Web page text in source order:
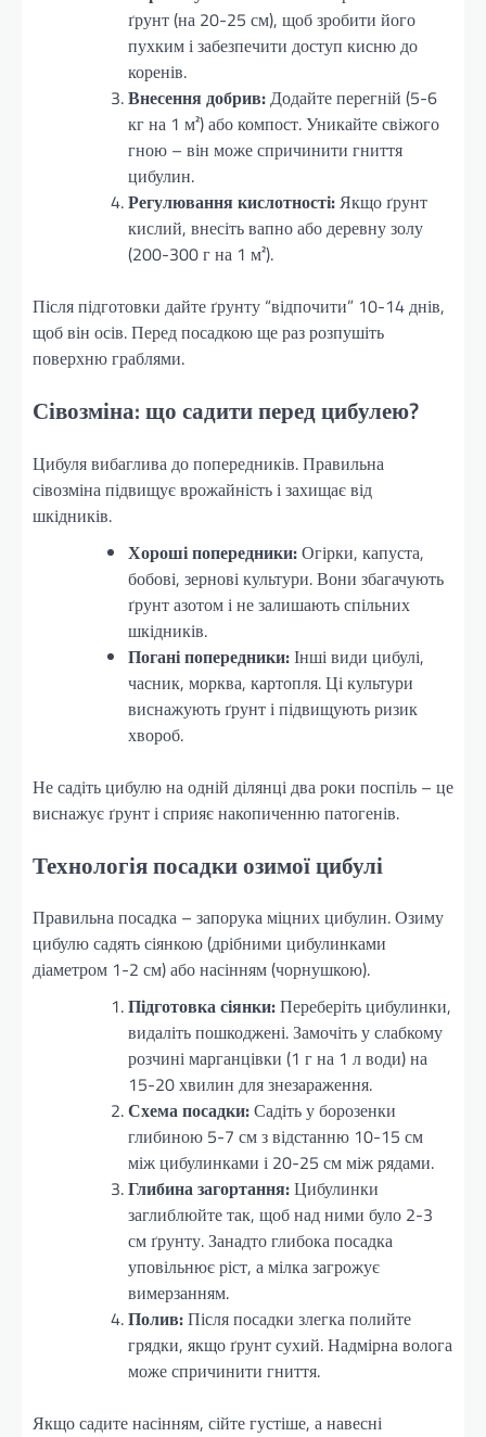
ґрунт (на 20-25 см), щоб зробити його
пухким і забезпечити доступ кисню до
коренів.
Внесення добрив:Додайте перегній (5-6
кг на 1 м²) або компост. Уникайте свіжого
гною – він може спричинити гниття
цибулин.
Регулювання кислотності:Якщо ґрунт
кислий, внесіть вапно або деревну золу
(200-300 г на 1 м²).
Після підготовки дайте ґрунту “відпочити” 10-14 днів,
щоб він осів. Перед посадкою ще раз розпушіть
поверхню граблями.
Сівозміна: що садити перед цибулею?
Цибуля вибаглива до попередників. Правильна
сівозміна підвищує врожайність і захищає від
шкідників.
Хороші попередники:Огірки, капуста,
бобові, зернові культури. Вони збагачують
ґрунт азотом і не залишають спільних
шкідників.
Погані попередники:Інші види цибулі,
часник, морква, картопля. Ці культури
виснажують ґрунт і підвищують ризик
хвороб.
Не садіть цибулю на одній ділянці два роки поспіль – це
виснажує ґрунт і сприяє накопиченню патогенів.
Технологія посадки озимої цибулі
Правильна посадка – запорука міцних цибулин. Озиму
цибулю садять сіянкою (дрібними цибулинками
діаметром 1-2 см) або насінням (чорнушкою).
Підготовка сіянки:Переберіть цибулинки,
видаліть пошкоджені. Замочіть у слабкому
розчині марганцівки (1 г на 1 л води) на
15-20 хвилин для знезараження.
Схема посадки:Садіть у борозенки
глибиною 5-7 см з відстанню 10-15 см
між цибулинками і 20-25 см між рядами.
Глибина загортання:Цибулинки
заглиблюйте так, щоб над ними було 2-3
см ґрунту. Занадто глибока посадка
уповільнює ріст, а мілка загрожує
вимерзанням.
Полив:Після посадки злегка полийте
грядки, якщо ґрунт сухий. Надмірна волога
може спричинити гниття.
Якщо садите насінням, сійте густіше, а навесні